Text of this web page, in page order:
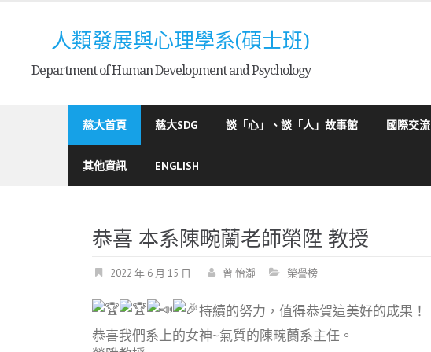
人類發展與心理學系(碩士班)
Department of Human Development and Psychology
慈大首頁 慈大SDG 談「心」、談「人」故事館 國際交流
其他資訊 ENGLISH
恭喜 本系陳畹蘭老師榮陞 教授
2022 年 6 月 15 日 曾 怡瀞 榮譽榜
持續的努力，值得恭賀這美好的成果！
恭喜我們系上的女神~氣質的陳畹蘭系主任。